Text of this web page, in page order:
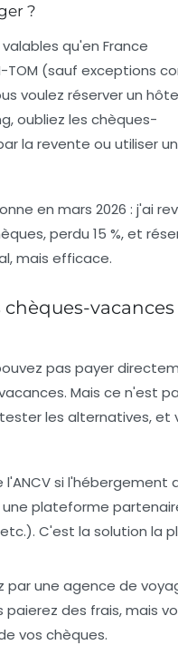
?
qu'en France
(sauf exceptions
voulez réserver un
oubliez les chèques-
la revente ou utiliser
en mars 2026 : j'ai
perdu 15 %, et
mais efficace.
chèques-
pas payer
. Mais ce n'est
les alternatives, et
si l'hébergement
une plateforme
C'est la solution la
par une agence de
paierez des frais, mais
vos chèques.